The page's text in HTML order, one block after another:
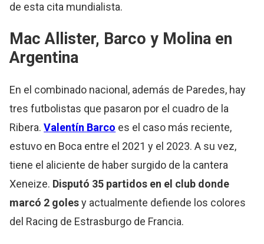
de esta cita mundialista.
Mac Allister, Barco y Molina en
Argentina
En el combinado nacional, además de Paredes, hay
tres futbolistas que pasaron por el cuadro de la
Ribera.Valentín Barco es el caso más reciente,
estuvo en Boca entre el 2021 y el 2023. A su vez,
tiene el aliciente de haber surgido de la cantera
Xeneize. Disputó 35 partidos en el club donde
marcó 2 golesy actualmente defiende los colores
del Racing de Estrasburgo de Francia.